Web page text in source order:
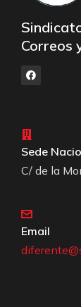
Correos
Sede
C/ de la
Email